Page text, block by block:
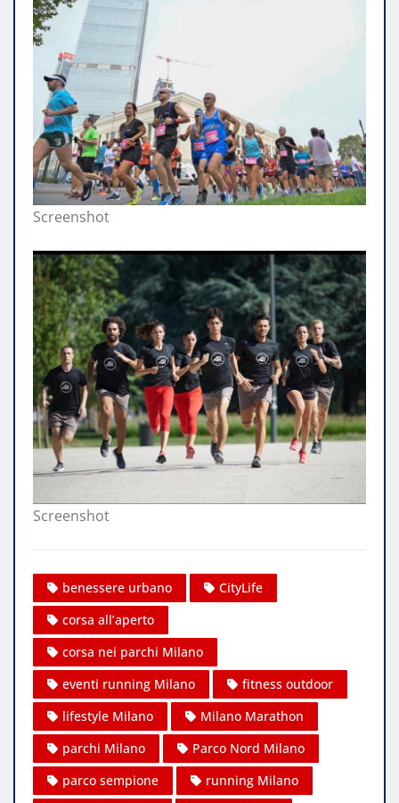
Screenshot
Screenshot
benessere urbano
CityLife
corsa all’aperto
corsa nei parchi Milano
eventi running Milano
fitness outdoor
lifestyle Milano
Milano Marathon
parchi Milano
Parco Nord Milano
parco sempione
running Milano